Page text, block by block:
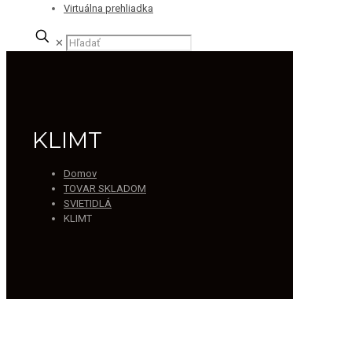
Virtuálna prehliadka
✕
KLIMT
Domov
TOVAR SKLADOM
SVIETIDLÁ
KLIMT